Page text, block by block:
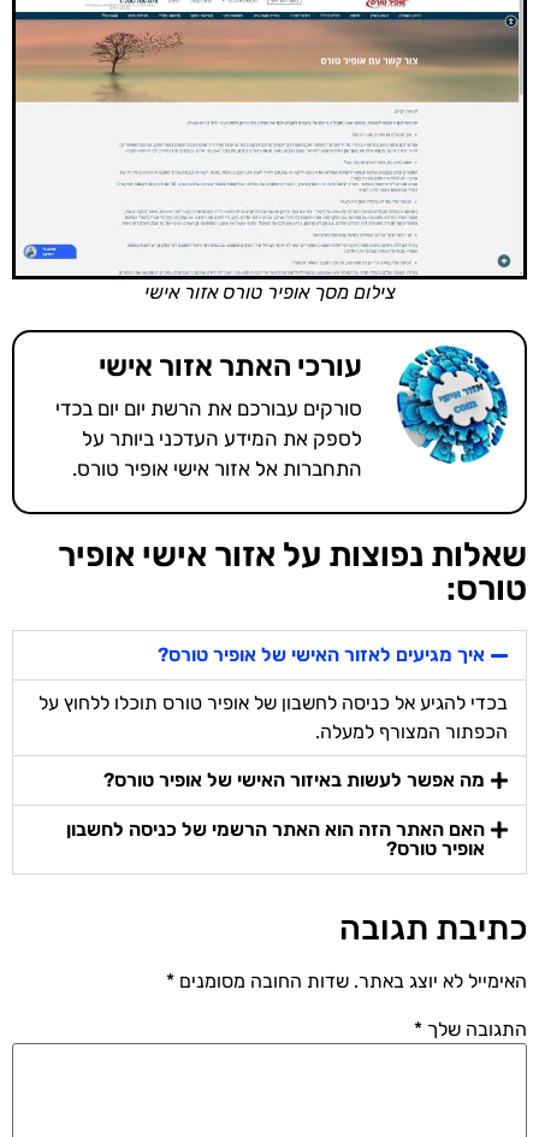
צילום מסך אופיר טורס אזור אישי
עורכי האתר אזור אישי
סורקים עבורכם את הרשת יום יום בכדי
לספק את המידע העדכני ביותר על
התחברות אל אזור אישי אופיר טורס.
שאלות נפוצות על אזור אישי אופיר
טורס:
איך מגיעים לאזור האישי של אופיר טורס?
בכדי להגיע אל כניסה לחשבון של אופיר טורס תוכלו ללחוץ על
הכפתור המצורף למעלה.
מה אפשר לעשות באיזור האישי של אופיר טורס?
האם האתר הזה הוא האתר הרשמי של כניסה לחשבון
אופיר טורס?
כתיבת תגובה
האימייל לא יוצג באתר. שדות החובה מסומנים *
התגובה שלך *